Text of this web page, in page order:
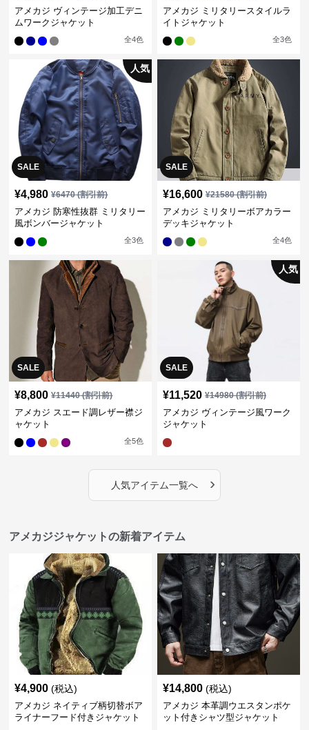
アメカジ ヴィンテージ加工デニ
ムワークジャケット
全4色
アメカジ ミリタリースタイルラ
イトジャケット
全3色
SALE
人気
¥4,980 ¥6470(割引前)
アメカジ 防寒性抜群 ミリタリー
風ボンバージャケット
全3色
SALE
¥16,600 ¥21580(割引前)
アメカジ ミリタリーボアカラー
デッキジャケット
全4色
SALE
¥8,800 ¥11440(割引前)
アメカジ スエード調レザー襟ジ
ャケット
全5色
SALE
人気
¥11,520 ¥14980(割引前)
アメカジ ヴィンテージ風ワーク
ジャケット
人気アイテム一覧へ ›
アメカジジャケットの新着アイテム
¥4,900 (税込)
アメカジ ネイティブ柄切替ボア
ライナーフード付きジャケット
¥14,800 (税込)
アメカジ 本革調ウエスタンポケ
ット付きシャツ型ジャケット